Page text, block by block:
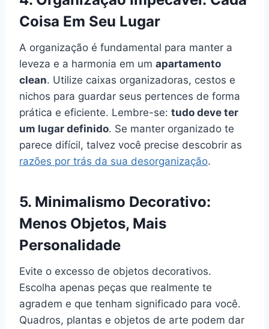
Coisa Em Seu Lugar
A organização é fundamental para manter a
leveza e a harmonia em um apartamento
clean. Utilize caixas organizadoras, cestos e
nichos para guardar seus pertences de forma
prática e eficiente. Lembre-se: tudo deve ter
um lugar definido. Se manter organizado te
parece difícil, talvez você precise descobrir as
razões por trás da sua desorganização.
5. Minimalismo Decorativo:
Menos Objetos, Mais
Personalidade
Evite o excesso de objetos decorativos.
Escolha apenas peças que realmente te
agradem e que tenham significado para você.
Quadros, plantas e objetos de arte podem dar